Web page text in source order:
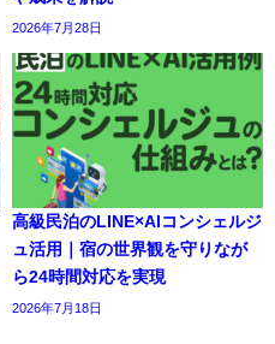
2026年7月28日
高級民泊のLINE×AIコンシェルジ
ュ活用｜宿の世界観を守りなが
ら24時間対応を実現
2026年7月18日